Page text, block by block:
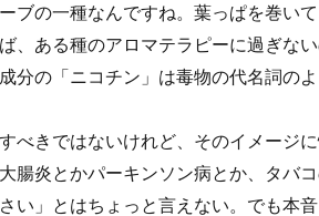
ブの一種なんですね。葉っぱを巻い
、ある種のアロマテラピーに過ぎな
分の「ニコチン」は毒物の代名詞の
べきではないけれど、そのイメージ
腸炎とかパーキンソン病とか、タバ
い」とはちょっと言えない。でも本